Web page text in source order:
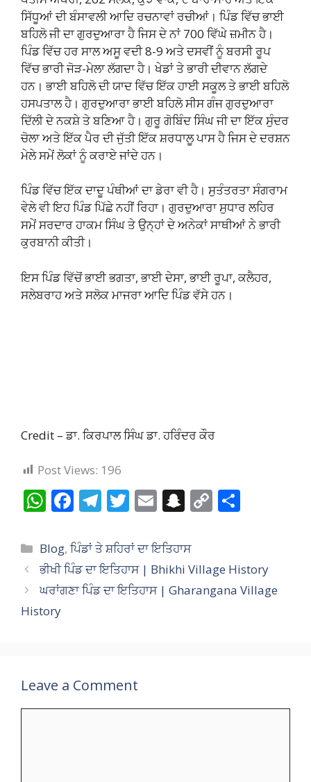
ਸਿੱਧੂਆਂ ਦੀ ਬੰਸਾਵਲੀ ਆਦਿ ਰਚਨਾਵਾਂ ਰਚੀਆਂ। ਪਿੰਡ ਵਿੱਚ ਭਾਈ
ਬਹਿਲੋ ਜੀ ਦਾ ਗੁਰਦੁਆਰਾ ਹੈ ਜਿਸ ਦੇ ਨਾਂ 700 ਵਿੱਘੇ ਜ਼ਮੀਨ ਹੈ।
ਪਿੰਡ ਵਿੱਚ ਹਰ ਸਾਲ ਅਸੂ ਵਦੀ 8-9 ਅਤੇ ਦਸਵੀਂ ਨੂੰ ਬਰਸੀ ਰੂਪ
ਵਿੱਚ ਭਾਰੀ ਜੋੜ-ਮੇਲਾ ਲੱਗਦਾ ਹੈ। ਖੇਡਾਂ ਤੇ ਭਾਰੀ ਦੀਵਾਨ ਲੱਗਦੇ
ਹਨ। ਭਾਈ ਬਹਿਲੋ ਦੀ ਯਾਦ ਵਿੱਚ ਇੱਕ ਹਾਈ ਸਕੂਲ ਤੇ ਭਾਈ ਬਹਿਲੋ
ਹਸਪਤਾਲ ਹੈ। ਗੁਰਦੁਆਰਾ ਭਾਈ ਬਹਿਲੋ ਸੀਸ ਗੰਜ ਗੁਰਦੁਆਰਾ
ਦਿੱਲੀ ਦੇ ਨਕਸ਼ੇ ਤੇ ਬਣਿਆ ਹੈ। ਗੁਰੂ ਗੋਬਿੰਦ ਸਿੰਘ ਜੀ ਦਾ ਇੱਕ ਸੁੰਦਰ
ਚੋਲਾ ਅਤੇ ਇੱਕ ਪੈਰ ਦੀ ਜੁੱਤੀ ਇੱਕ ਸ਼ਰਧਾਲੂ ਪਾਸ ਹੈ ਜਿਸ ਦੇ ਦਰਸ਼ਨ
ਮੇਲੇ ਸਮੇਂ ਲੋਕਾਂ ਨੂੰ ਕਰਾਏ ਜਾਂਦੇ ਹਨ।
ਪਿੰਡ ਵਿੱਚ ਇੱਕ ਦਾਦੂ ਪੰਥੀਆਂ ਦਾ ਡੇਰਾ ਵੀ ਹੈ। ਸੁਤੰਤਰਤਾ ਸੰਗਰਾਮ
ਵੇਲੇ ਵੀ ਇਹ ਪਿੰਡ ਪਿੱਛੇ ਨਹੀਂ ਰਿਹਾ। ਗੁਰਦੁਆਰਾ ਸੁਧਾਰ ਲਹਿਰ
ਸਮੇਂ ਸਰਦਾਰ ਹਾਕਮ ਸਿੰਘ ਤੇ ਉਨ੍ਹਾਂ ਦੇ ਅਨੇਕਾਂ ਸਾਥੀਆਂ ਨੇ ਭਾਰੀ
ਕੁਰਬਾਨੀ ਕੀਤੀ।
ਇਸ ਪਿੰਡ ਵਿੱਚੋਂ ਭਾਈ ਭਗਤਾ, ਭਾਈ ਦੇਸਾ, ਭਾਈ ਰੂਪਾ, ਕਲੈਹਰ,
ਸਲੇਬਰਾਹ ਅਤੇ ਸਲੋਕ ਮਾਜਰਾ ਆਦਿ ਪਿੰਡ ਵੱਸੇ ਹਨ।
Credit – ਡਾ. ਕਿਰਪਾਲ ਸਿੰਘ ਡਾ. ਹਰਿੰਦਰ ਕੌਰ
Post Views: 196
W
at
s
A
p
F
e
b
o
T
e
gr
a
T
itt
er
E
ai
l
S
a
p
c
C
y
Li
e
Categories
Blog,ਪਿੰਡਾਂ ਤੇ ਸ਼ਹਿਰਾਂ ਦਾ ਇਤਿਹਾਸ
ਭੀਖੀ ਪਿੰਡ ਦਾ ਇਤਿਹਾਸ | Bhikhi Village History
ਘਰਾਂਗਣਾ ਪਿੰਡ ਦਾ ਇਤਿਹਾਸ | Gharangana Village
History
Leave a Comment